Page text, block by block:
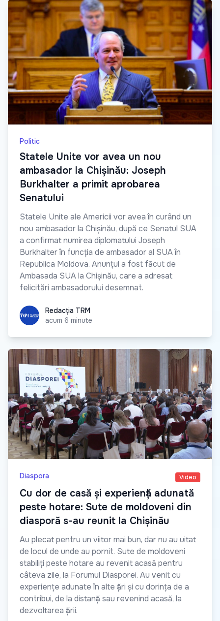
Politic
Statele Unite vor avea un nou
ambasador la Chișinău: Joseph
Burkhalter a primit aprobarea
Senatului
Statele Unite ale Americii vor avea în curând un
nou ambasador la Chișinău, după ce Senatul SUA
a confirmat numirea diplomatului Joseph
Burkhalter în funcția de ambasador al SUA în
Republica Moldova. Anunțul a fost făcut de
Ambasada SUA la Chișinău, care a adresat
felicitări ambasadorului desemnat.
Redacția TRM
Redacția TRM
acum 6 minute
Diaspora Video
Cu dor de casă și experiență adunată
peste hotare: Sute de moldoveni din
diasporă s-au reunit la Chișinău
Au plecat pentru un viitor mai bun, dar nu au uitat
de locul de unde au pornit. Sute de moldoveni
stabiliți peste hotare au revenit acasă pentru
câteva zile, la Forumul Diasporei. Au venit cu
experiențe adunate în alte țări și cu dorința de a
contribui, de la distanță sau revenind acasă, la
dezvoltarea țării.